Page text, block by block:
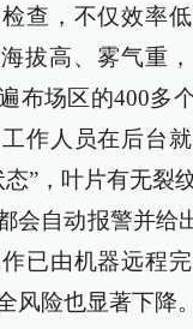
查，不仅效率
拔高、雾气重
布场区的400多
作人员在后台
态”，叶片有无裂
会自动报警并给
已由机器远程
风险也显著下降。